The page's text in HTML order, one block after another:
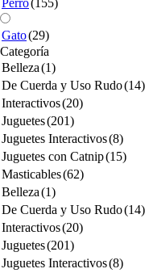
Perro(155)
Gato(29)
Categoría
Belleza(1)
De Cuerda y Uso Rudo(14)
Interactivos(20)
Juguetes(201)
Juguetes Interactivos(8)
Juguetes con Catnip(15)
Masticables(62)
Belleza(1)
De Cuerda y Uso Rudo(14)
Interactivos(20)
Juguetes(201)
Juguetes Interactivos(8)